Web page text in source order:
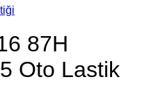
87H
Oto Lastik